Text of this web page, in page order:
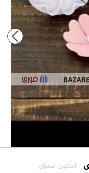
اصفهان اصفهان